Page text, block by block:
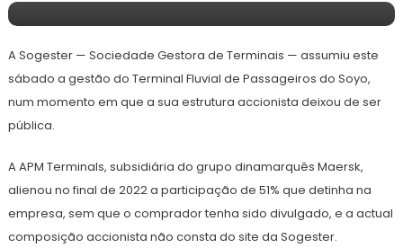
A Sogester — Sociedade Gestora de Terminais — assumiu este
sábado a gestão do Terminal Fluvial de Passageiros do Soyo,
num momento em que a sua estrutura accionista deixou de ser
pública.
A APM Terminals, subsidiária do grupo dinamarquês Maersk,
alienou no final de 2022 a participação de 51% que detinha na
empresa, sem que o comprador tenha sido divulgado, e a actual
composição accionista não consta do site da Sogester.